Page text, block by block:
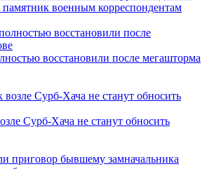
памятник военным корреспондентам
восстановили после мегашторма
Сурб-Хача не станут обносить